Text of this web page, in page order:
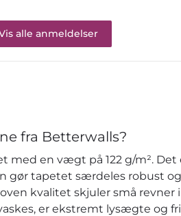
alle anmeldelser
fra Betterwalls?
en vægt på 122 g/m².
gør tapetet særdeles robust
kvalitet skjuler små revner
er ekstremt lysægte og fri